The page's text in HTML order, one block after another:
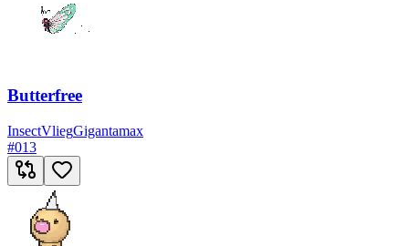
Butterfree
InsectVliegGigantamax
#013